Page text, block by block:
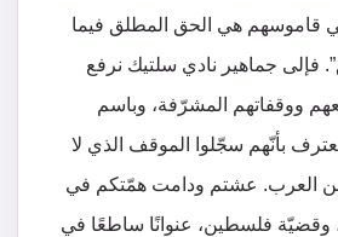
قاموسهم هي الحق المطلق فيما
فإلى جماهير نادي سلتيك نرفع
ووقفاتهم المشرّفة، وباسم
بأنّهم سجّلوا الموقف الذي لا
من العرب. عشتم ودامت همّتكم في
وقضيّة فلسطين، عنوانًا ساطعًا في